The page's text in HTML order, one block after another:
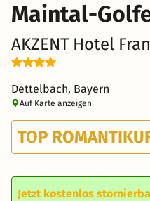
Maintal-
AKZENT Hotel
Dettelbach, Bayern
Auf Karte anzeigen
TOP
Jetzt kostenlos